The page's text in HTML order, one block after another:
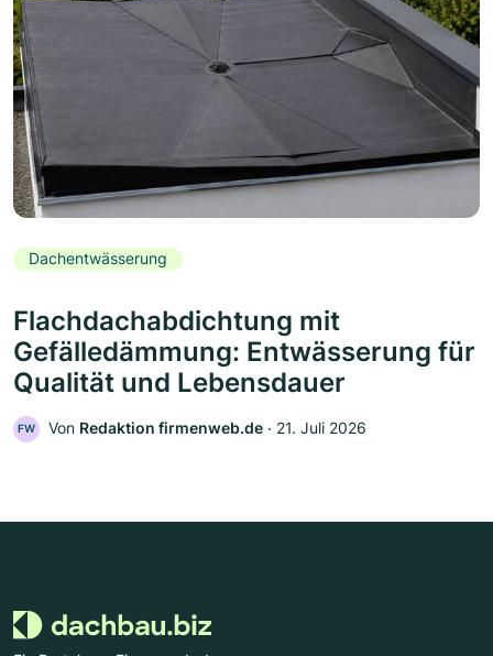
Dachentwässerung
Flachdachabdichtung mit
Gefälledämmung: Entwässerung für
Qualität und Lebensdauer
FW Von Redaktion firmenweb.de ‧ 21. Juli 2026